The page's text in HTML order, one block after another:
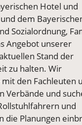
Hotel und
dem
Sozialordnung,
Angebot unserer
Stand der
zu halten. Wir
den Fachleuten
und
und
die Planungen